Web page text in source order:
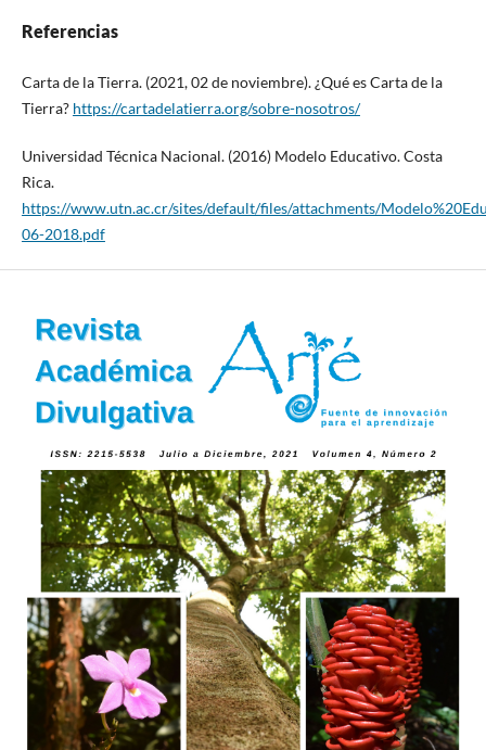
Referencias
Carta de la Tierra. (2021, 02 de noviembre). ¿Qué es Carta de la
Tierra? https://cartadelatierra.org/sobre-nosotros/
Universidad Técnica Nacional. (2016) Modelo Educativo. Costa
Rica.
https://www.utn.ac.cr/sites/default/files/attachments/
06-2018.pdf